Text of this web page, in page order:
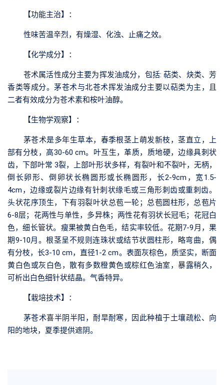
【功能主治】：
性味苦温辛烈，有燥湿、化浊、止痛之效。
【化学成分】 ：
苍术属活性成分主要为挥发油成分，包括: 萜类、炔类、芳
香类等成分。茅苍术与北苍术挥发油成分主要以萜类为主，且
二者有效成分为苍术素和桉叶油醇。
【生物学观察】 ：
茅苍术是多年生草本，春季根茎上萌发新枝，茎直立，上
部有分枝，高30-60 cm。叶互生，革质，质地硬，边缘具刺状
齿，下部叶常 3裂，上部叶形状多样，有裂叶和不裂叶，无柄，
倒长卵形、倒卵状长椭圆形或长椭圆形，长2-9cm，宽1.5-
4cm，边缘或裂片边缘有针刺状缘毛或三角形刺齿或重刺齿。
头状花序顶生，下有羽裂叶状总苞一轮；总苞圆柱形，总苞片
6-8层；花两性与单性，多异株；两性花有羽状长冠毛；花冠白
色，细长管状。瘦果被黄白色毛，结实率较低。花期7-9月，果
期9-10月。根茎呈不规则连珠状或结节状圆柱形，略弯曲，偶
有分枝，长3-10 cm，直径1-2 cm。表面灰棕色，质坚实，断面
黄白色或灰白色，散有多数橙黄色或棕红色油室，暴露稍久，
可析出白色细针状结晶。气香特异。
【栽培技术】 ：
茅苍术喜半阴半阳，耐旱耐寒，因此种植于土壤疏松、向
阳的地块，夏季提供遮阴。